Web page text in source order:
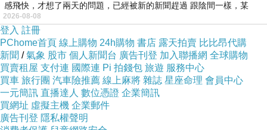
上一篇：《當我望向你的時候》：妳的笑容
下一篇：《九龍城寨之圍城》：城寨裡的人與安身的家
感飛快，才想了兩天的問題，已經被新的新聞趕過 跟陰間一樣，某
2026-08-08
登入 註冊
PChome首頁 線上購物 24h購物 書店 露天拍賣 比比昂代購
新聞 /氣象 股市 個人新聞台 廣告刊登 加入聯播網 全球購物
買賣租屋 支付連 國際連 Pi 拍錢包 旅遊 服務中心
買車 旅行團 汽車險推薦 線上麻將 雜誌 星座命理 會員中心
一元簡訊 直播達人 數位憑證 企業簡訊
買網址 虛擬主機 企業郵件
廣告刊登 隱私權聲明